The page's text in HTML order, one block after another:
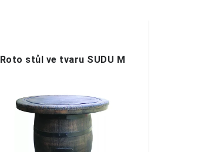
Roto stůl ve tvaru SUDU M